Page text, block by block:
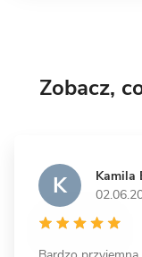
12 zdjęć
Zobacz,
K
Kamila